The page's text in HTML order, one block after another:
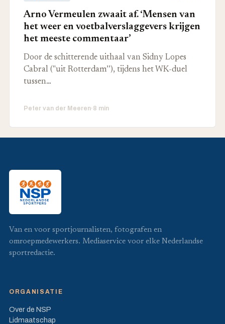
Arno Vermeulen zwaait af. ‘Mensen van
het weer en voetbalverslaggevers krijgen
het meeste commentaar’
Door de schitterende uithaal van Sidny Lopes
Cabral ("uit Rotterdam’’), tijdens het WK-duel
tussen…
Peter van der Meeren·8 min
Van en voor sportjournalisten, fotografen en
omroepmedewerkers. Mediaservice voor elke Nederlandse
sportredactie.
ORGANISATIE
Over de NSP
Lidmaatschap